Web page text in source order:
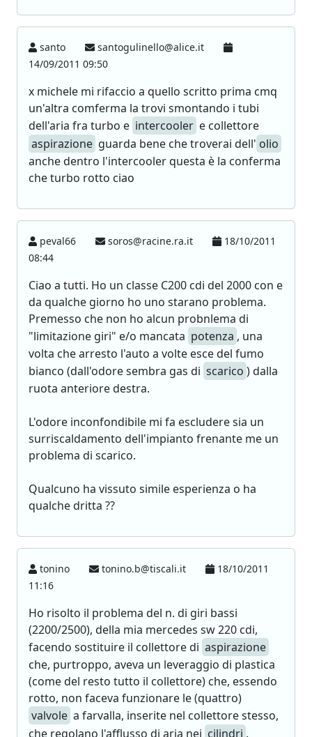
santo
santogulinello@alice.it
14/09/2011 09:50
x michele mi rifaccio a quello scritto prima cmq
un'altra comferma la trovi smontando i tubi
dell'aria fra turbo e intercooler e collettore
aspirazione guarda bene che troverai dell' olio
anche dentro l'intercooler questa è la conferma
che turbo rotto ciao
peval66 soros@racine.ra.it
18/10/2011
08:44
Ciao a tutti. Ho un classe C200 cdi del 2000 con e
da qualche giorno ho uno starano problema.
Premesso che non ho alcun probnlema di
"limitazione giri" e/o mancata potenza , una
volta che arresto l'auto a volte esce del fumo
bianco (dall'odore sembra gas di scarico ) dalla
ruota anteriore destra.
L'odore inconfondibile mi fa escludere sia un
surriscaldamento dell'impianto frenante me un
problema di scarico.
Qualcuno ha vissuto simile esperienza o ha
qualche dritta ??
tonino tonino.b@tiscali.it
18/10/2011
11:16
Ho risolto il problema del n. di giri bassi
(2200/2500), della mia mercedes sw 220 cdi,
facendo sostituire il collettore di aspirazione
che, purtroppo, aveva un leveraggio di plastica
(come del resto tutto il collettore) che, essendo
rotto, non faceva funzionare le (quattro)
valvole a farvalla, inserite nel collettore stesso,
che regolano l'afflusso di aria nei cilindri .